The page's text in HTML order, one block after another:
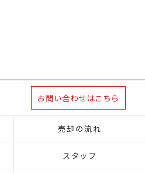
お問い合わせはこちら
売却の流れ
スタッフ